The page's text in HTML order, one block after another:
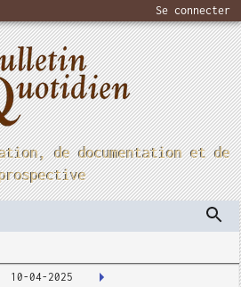
Se connecter
de documentation et de
10-04-2025